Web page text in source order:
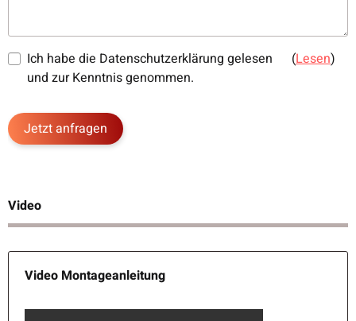
Ich habe die Datenschutzerklärung gelesen
und zur Kenntnis genommen.
(Lesen)
Jetzt anfragen
Video
Video Montageanleitung